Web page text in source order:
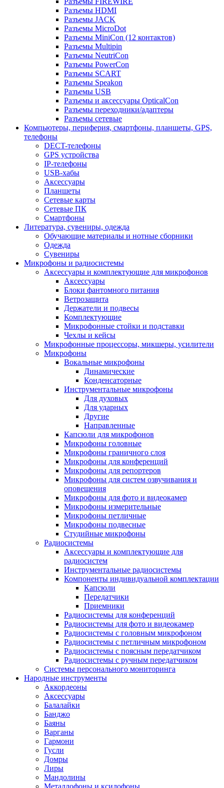
Разъемы HDMI
Разъемы JACK
Разъемы MicroDot
Разъемы MiniCon (12 контактов)
Разъемы Multipin
Разъемы NeutriCon
Разъемы PowerCon
Разъемы SCART
Разъемы Speakon
Разъемы USB
Разъемы и аксессуары OpticalCon
Разъемы переходники/адаптеры
Разъемы сетевые
Компьютеры, периферия, смартфоны, планшеты, GPS,
телефоны
DECT-телефоны
GPS устройства
IP-телефоны
USB-хабы
Аксессуары
Планшеты
Сетевые карты
Сетевые ПК
Смартфоны
Литература, сувениры, одежда
Обучающие материалы и нотные сборники
Одежда
Сувениры
Микрофоны и радиосистемы
Аксессуары и комплектующие для микрофонов
Аксессуары
Блоки фантомного питания
Ветрозащита
Держатели и подвесы
Комплектующие
Микрофонные стойки и подставки
Чехлы и кейсы
Микрофонные процессоры, микшеры, усилители
Микрофоны
Вокальные микрофоны
Динамические
Конденсаторные
Инструментальные микрофоны
Для духовых
Для ударных
Другие
Направленные
Капсюли для микрофонов
Микрофоны головные
Микрофоны граничного слоя
Микрофоны для конференций
Микрофоны для репортеров
Микрофоны для систем озвучивания и
оповещения
Микрофоны для фото и видеокамер
Микрофоны измерительные
Микрофоны петличные
Микрофоны подвесные
Студийные микрофоны
Радиосистемы
Аксессуары и комплектующие для
радиосистем
Инструментальные радиосистемы
Компоненты индивидуальной комплектации
Капсюли
Передатчики
Приемники
Радиосистемы для конференций
Радиосистемы для фото и видеокамер
Радиосистемы с головным микрофоном
Радиосистемы с петличным микрофоном
Радиосистемы с поясным передатчиком
Радиосистемы с ручным передатчиком
Системы персонального мониторинга
Народные инструменты
Аккордеоны
Аксессуары
Балалайки
Банджо
Баяны
Варганы
Гармони
Гусли
Домры
Лиры
Мандолины
Металлофоны и ксилофоны